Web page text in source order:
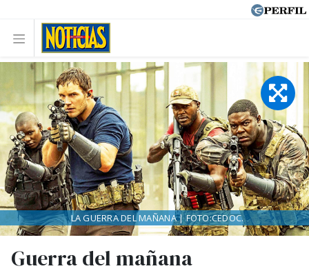
Guerra del mañana
LA GUERRA DEL MAÑANA | FOTO:CEDOC.